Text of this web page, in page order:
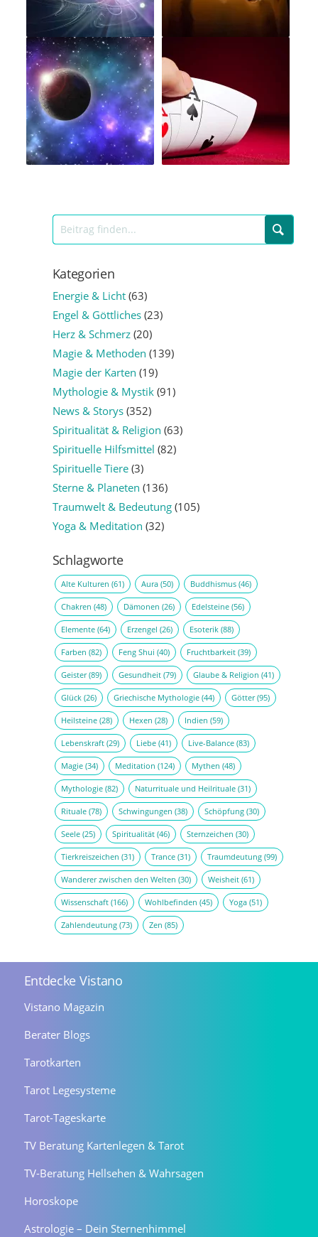
Kategorien
Energie & Licht(63)
Engel & Göttliches(23)
Herz & Schmerz(20)
Magie & Methoden (139)
Magie der Karten (19)
Mythologie & Mystik(91)
News & Storys(352)
Spiritualität & Religion (63)
Spirituelle Hilfsmittel (82)
Spirituelle Tiere(3)
Sterne & Planeten (136)
Traumwelt & Bedeutung(105)
Yoga & Meditation (32)
Schlagworte
Alte Kulturen (61) Aura(50) Buddhismus(46)
Chakren (48) Dämonen (26) Edelsteine(56)
Elemente(64) Erzengel (26) Esoterik(88)
Farben (82) Feng Shui (40) Fruchtbarkeit(39)
Geister(89) Gesundheit(79) Glaube & Religion (41)
Glück(26) Griechische Mythologie(44) Götter(95)
Heilsteine(28) Hexen (28) Indien (59)
Lebenskraft(29) Liebe(41) Live-Balance(83)
Magie(34) Meditation (124) Mythen (48)
Mythologie(82) Naturrituale und Heilrituale(31)
Rituale(78) Schwingungen (38) Schöpfung(30)
Seele(25) Spiritualität(46) Sternzeichen (30)
Tierkreiszeichen (31) Trance(31) Traumdeutung(99)
Wanderer zwischen den Welten (30) Weisheit(61)
Wissenschaft(166) Wohlbefinden (45) Yoga(51)
Zahlendeutung(73) Zen (85)
Entdecke Vistano
Vistano Magazin
Berater Blogs
Tarotkarten
Tarot Legesysteme
Tarot-Tageskarte
TV Beratung Kartenlegen & Tarot
TV-Beratung Hellsehen & Wahrsagen
Horoskope
Astrologie – Dein Sternenhimmel